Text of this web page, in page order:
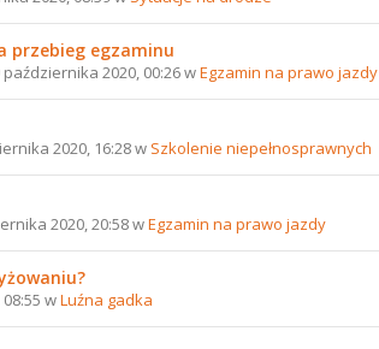
przebieg egzaminu
2020, 00:26 wEgzamin na prawo jazdy
2020, 16:28 w Szkolenie niepełnosprawnych
2020, 20:58 wEgzamin na prawo jazdy
wLuźna gadka